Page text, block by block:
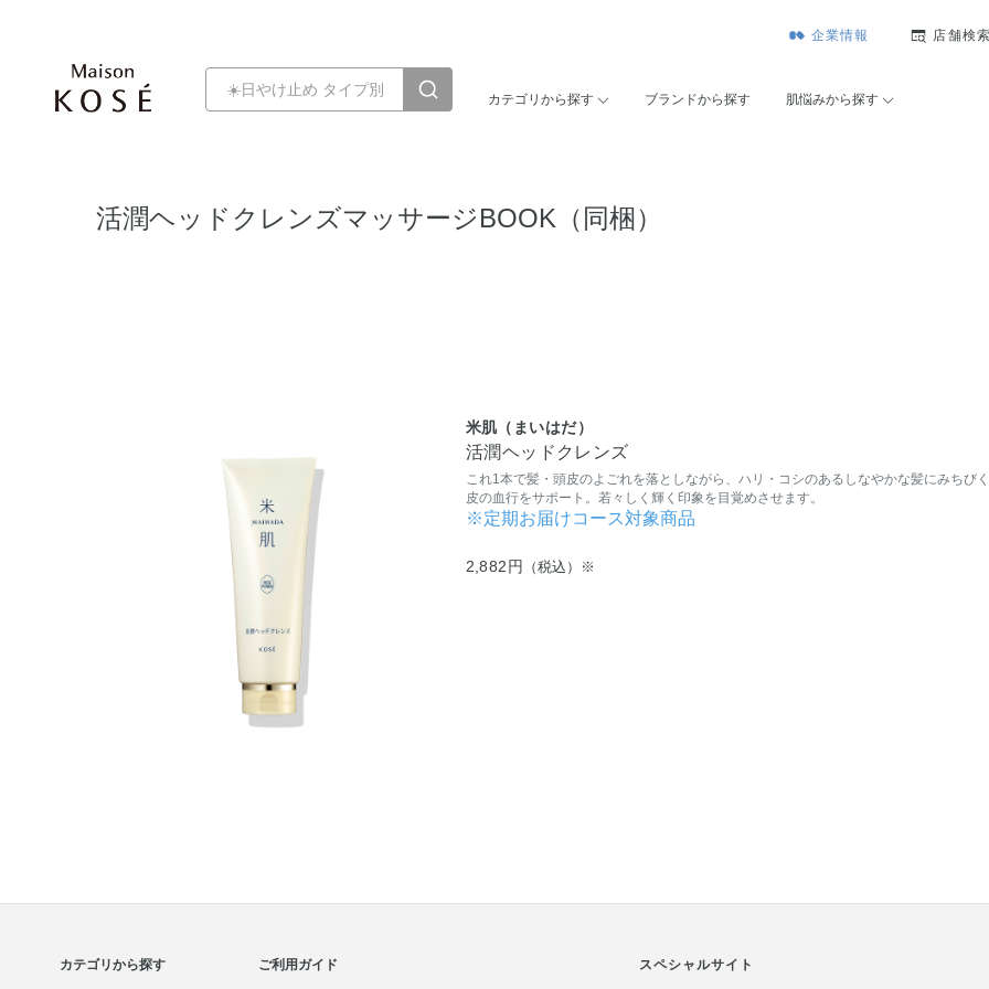
企業情報 店舗検索
カテゴリから探す ブランドから探す 肌悩みから探す
活潤ヘッドクレンズマッサージBOOK（同梱）
米肌（まいはだ）
活潤ヘッドクレンズ
これ1本で髪・頭皮のよごれを落としながら、ハリ・コシのあるしなやかな髪にみち
皮の血行をサポート。若々しく輝く印象を目覚めさせます。
※定期お届けコース対象商品
2,882円 （税込）※
カテゴリから探す ご利用ガイド スペシャルサイト